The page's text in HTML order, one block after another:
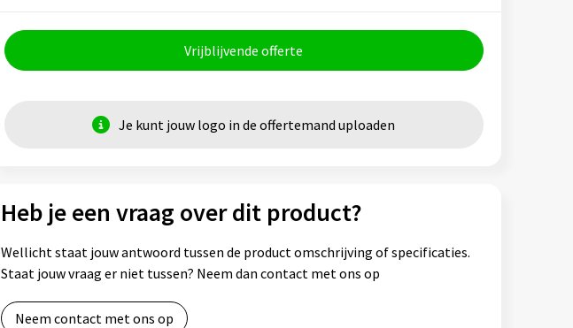
Vrijblijvende offerte
Je kunt jouw logo in de offertemand uploaden
Heb je een vraag over dit product?
Wellicht staat jouw antwoord tussen de product omschrijving of specificaties.
Staat jouw vraag er niet tussen? Neem dan contact met ons op
Neem contact met ons op